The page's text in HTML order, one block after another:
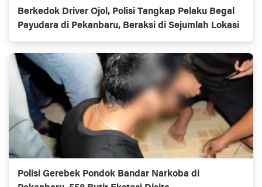
Berkedok Driver Ojol, Polisi Tangkap Pelaku Begal
Payudara di Pekanbaru, Beraksi di Sejumlah Lokasi
Polisi Gerebek Pondok Bandar Narkoba di